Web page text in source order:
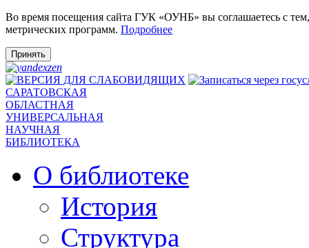
Во время посещения сайта ГУК «ОУНБ» вы соглашаетесь с
метрических программ. Подробнее
Принять
САРАТОВСКАЯ
ОБЛАСТНАЯ
УНИВЕРСАЛЬНАЯ
НАУЧНАЯ
БИБЛИОТЕКА
О библиотеке
История
Структура